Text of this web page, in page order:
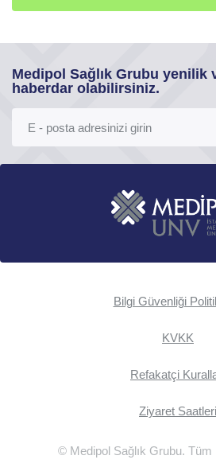
Medipol Sağlık Grubu yenilik
haberdar olabilirsiniz.
Bilgi Güvenliği
KVKK
Refakatçi
Ziyaret Saatleri
© Medipol Sağlık Grubu. Tüm